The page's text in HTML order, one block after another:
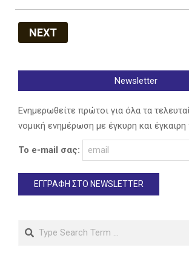
NEXT
Newsletter
Ενημερωθείτε πρώτοι για όλα τα
νομική ενημέρωση με έγκυρη και
Το e-mail σας:
Search